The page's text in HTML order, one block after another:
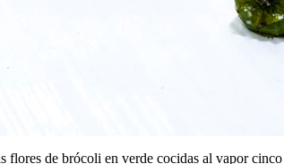
de brócoli en verde cocidas al vapor